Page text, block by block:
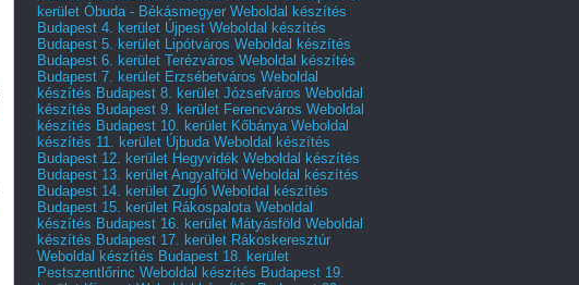
kerület Óbuda - Békásmegyer Weboldal készítés
Budapest 4. kerület Újpest Weboldal készítés
Budapest 5. kerület Lipótváros Weboldal készítés
Budapest 6. kerület Terézváros Weboldal készítés
Budapest 7. kerület Erzsébetváros Weboldal
készítés Budapest 8. kerület Józsefváros Weboldal
készítés Budapest 9. kerület Ferencváros Weboldal
készítés Budapest 10. kerület Kőbánya Weboldal
készítés 11. kerület Újbuda Weboldal készítés
Budapest 12. kerület Hegyvidék Weboldal készítés
Budapest 13. kerület Angyalföld Weboldal készítés
Budapest 14. kerület Zugló Weboldal készítés
Budapest 15. kerület Rákospalota Weboldal
készítés Budapest 16. kerület Mátyásföld Weboldal
készítés Budapest 17. kerület Rákoskeresztúr
Weboldal készítés Budapest 18. kerület
Pestszentlőrinc Weboldal készítés Budapest 19.